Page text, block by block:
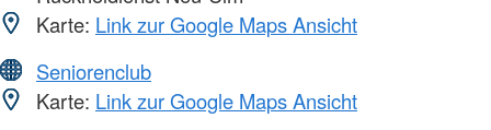
Karte: Link zur Google Maps Ansicht
Seniorenclub
Karte: Link zur Google Maps Ansicht